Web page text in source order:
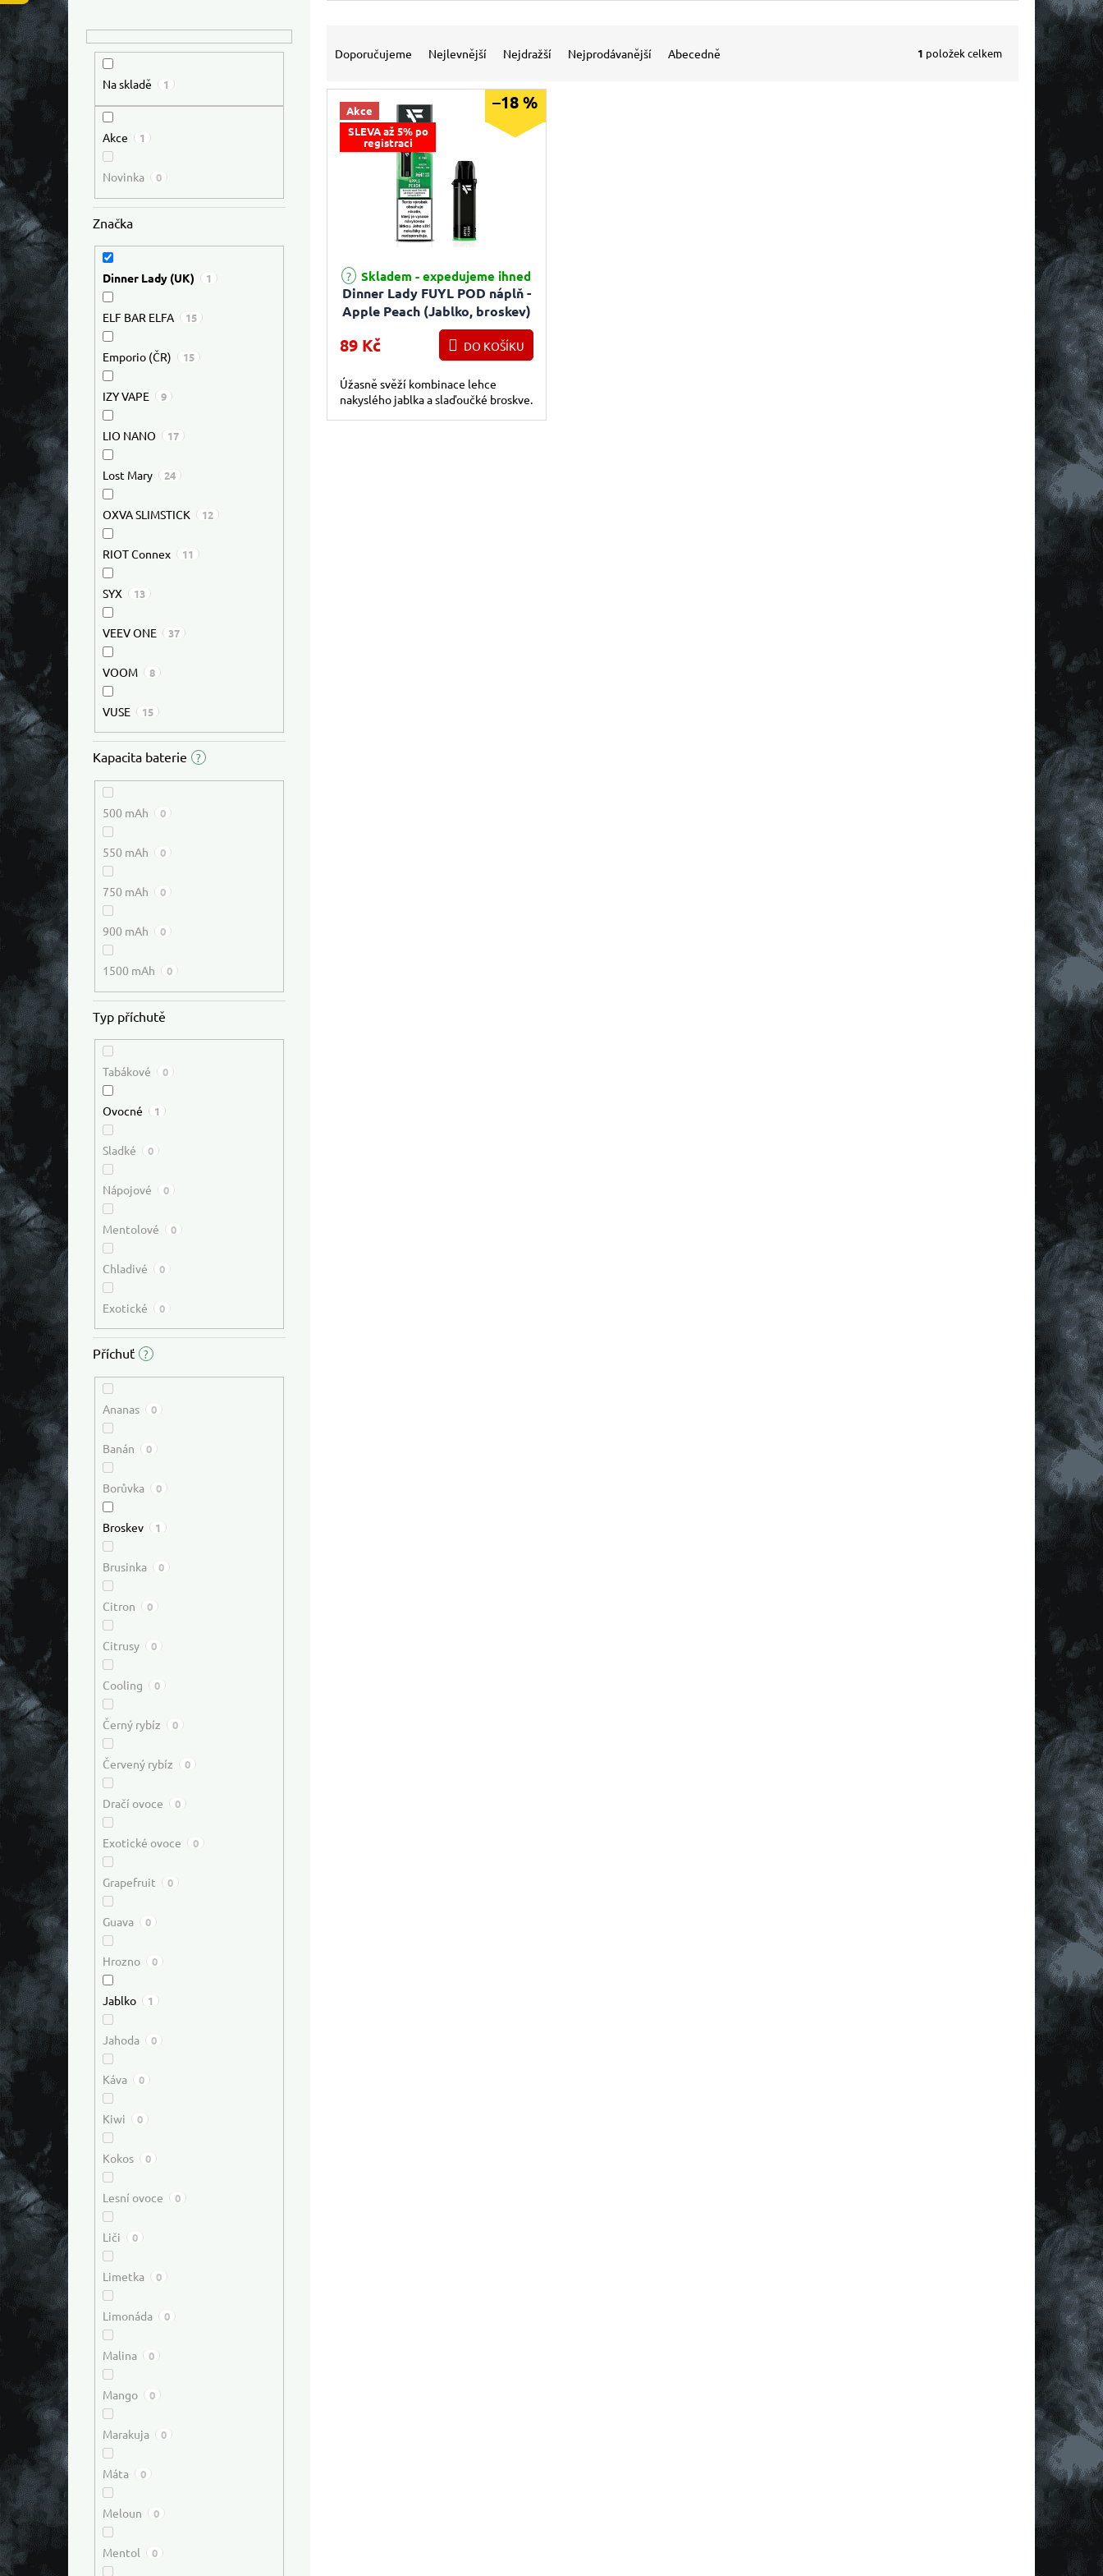
Na skladě 1
Akce 1
Novinka 0
Kapacita baterie ?
500 mAh 0
550 mAh 0
750 mAh 0
900 mAh 0
1500 mAh 0
Příchuť ?
Ananas 0
Banán 0
Borůvka 0
Broskev 1
Brusinka 0
Citron 0
Citrusy 0
Cooling 0
Černý rybíz 0
Červený rybíz 0
Dračí ovoce 0
Exotické ovoce 0
Grapefruit 0
Guava 0
Hrozno 0
Jablko 1
Jahoda 0
Káva 0
Kiwi 0
Kokos 0
Lesní ovoce 0
Liči 0
Limetka 0
Limonáda 0
Malina 0
Mango 0
Marakuja 0
Máta 0
Meloun 0
Mentol 0
Typ příchutě
Tabákové 0
Ovocné 1
Sladké 0
Nápojové 0
Mentolové 0
Chladivé 0
Exotické 0
Značka
Dinner Lady (UK) 1
ELF BAR ELFA 15
Emporio (ČR) 15
IZY VAPE 9
LIO NANO 17
Lost Mary 24
OXVA SLIMSTICK 12
RIOT Connex 11
SYX 13
VEEV ONE 37
VOOM 8
VUSE 15
Doporučujeme Nejlevnější Nejdražší Nejprodávanější Abecedně 1 položek celkem
Akce
SLEVA až 5% po
registraci
–18 %
Dinner Lady FUYL POD náplň -
Apple Peach (Jablko, broskev)
15mg
Skladem - expedujeme ihned
89 Kč DO KOŠÍKU
Úžasně svěží kombinace lehce
nakyslého jablka a slaďoučké broskve.